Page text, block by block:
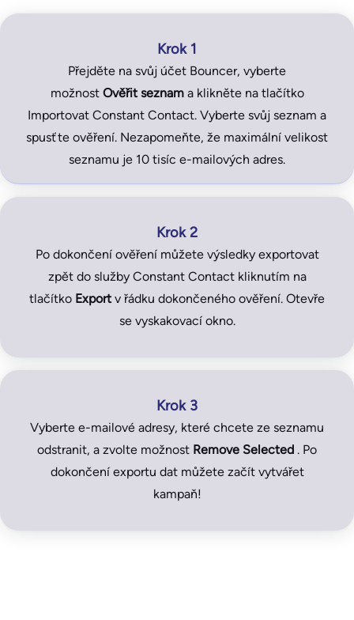
Krok 1
Přejděte na svůj účet Bouncer, vyberte
možnost Ověřit seznama klikněte na tlačítko
Importovat Constant Contact. Vyberte svůj seznam a
spusťte ověření. Nezapomeňte, že maximální velikost
seznamu je 10 tisíc e-mailových adres.
Krok 2
Po dokončení ověření můžete výsledky exportovat
zpět do služby Constant Contact kliknutím na
tlačítko Exportv řádku dokončeného ověření. Otevře
se vyskakovací okno.
Krok 3
Vyberte e-mailové adresy, které chcete ze seznamu
odstranit, a zvolte možnost Remove Selected . Po
dokončení exportu dat můžete začít vytvářet
kampaň!